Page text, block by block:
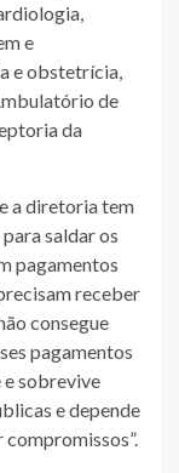
e
e obstetrícia,
de
da
a diretoria tem
saldar os
pagamentos
receber
consegue
pagamentos
e sobrevive
e depende